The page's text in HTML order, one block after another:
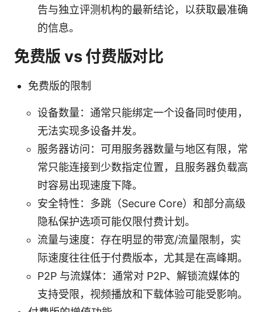
告与独立评测机构的最新结论，以获取最准确
的信息。
免费版 vs 付费版对比
免费版的限制
设备数量：通常只能绑定一个设备同时使用，
无法实现多设备并发。
服务器访问：可用服务器数量与地区有限，常
常只能连接到少数指定位置，且服务器负载高
时容易出现速度下降。
安全特性：多跳（Secure Core）和部分高级
隐私保护选项可能仅限付费计划。
流量与速度：存在明显的带宽/流量限制，实
际速度往往低于付费版本，尤其是在高峰期。
P2P 与流媒体：通常对 P2P、解锁流媒体的
支持受限，视频播放和下载体验可能受影响。